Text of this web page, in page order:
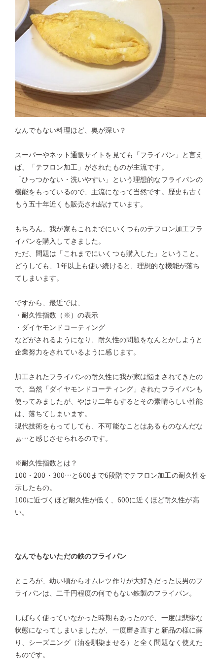
なんでもない料理ほど、奥が深い？
スーパーやネット通販サイトを見ても「フライパン」と言え
ば、「テフロン加工」がされたものが主流です。
「ひっつかない・洗いやすい」という理想的なフライパンの
機能をもっているので、主流になって当然です。歴史も古く
もう五十年近くも販売され続けています。
もちろん、我が家もこれまでにいくつものテフロン加工フラ
イパンを購入してきました。
ただ、問題は「これまでにいくつも購入した」ということ。
どうしても、1年以上も使い続けると、理想的な機能が落ち
てしまいます。
ですから、最近では、
・耐久性指数（※）の表示
・ダイヤモンドコーティング
などがされるようになり、耐久性の問題をなんとかしようと
企業努力をされているように感じます。
加工されたフライパンの耐久性に我が家は悩まされてきたの
で、当然「ダイヤモンドコーティング」されたフライパンも
使ってみましたが、やはり二年もするとその素晴らしい性能
は、落ちてしまいます。
現代技術をもってしても、不可能なことはあるものなんだな
ぁ…と感じさせられるのです。
※耐久性指数とは？
100・200・300…と600まで6段階でテフロン加工の耐久性を
示したもの。
100に近づくほど耐久性が低く、600に近くほど耐久性が高
い。
なんでもないただの鉄のフライパン
ところが、幼い頃からオムレツ作りが大好きだった長男のフ
ライパンは、二千円程度の何でもない鉄製のフライパン。
しばらく使っていなかった時期もあったので、一度は悲惨な
状態になってしまいましたが、一度磨き直すと新品の様に蘇
り、シーズニング（油を馴染ませる）と全く問題なく使えた
ものです。